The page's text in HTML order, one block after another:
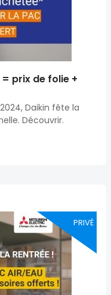
= prix de folie +
Daikin fête la
Découvrir.
PRIVÉ